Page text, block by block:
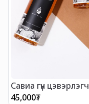
Савиа гүн цэвэрлэгч
тосон саван 200 мл
45,000₮